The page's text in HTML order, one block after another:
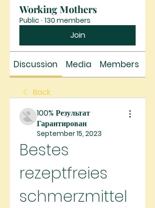
Working Mothers
Public · 130 members
Join
Discussion Media Members
Back
100% Результат
Гарантирован
September 15, 2023
Bestes
rezeptfreies
schmerzmittel